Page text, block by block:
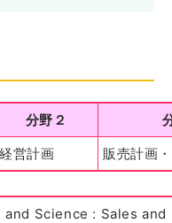
分野２
経営計画 販売計画
Science : Sales and